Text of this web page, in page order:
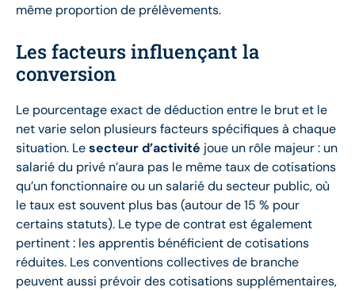
même proportion de prélèvements.
Les facteurs influençant la
conversion
Le pourcentage exact de déduction entre le brut et le
net varie selon plusieurs facteurs spécifiques à chaque
situation. Lesecteur d’activité joue un rôle majeur : un
salarié du privé n’aura pas le même taux de cotisations
qu’un fonctionnaire ou un salarié du secteur public, où
le taux est souvent plus bas (autour de 15 % pour
certains statuts). Le type de contrat est également
pertinent : les apprentis bénéficient de cotisations
réduites. Les conventions collectives de branche
peuvent aussi prévoir des cotisations supplémentaires,